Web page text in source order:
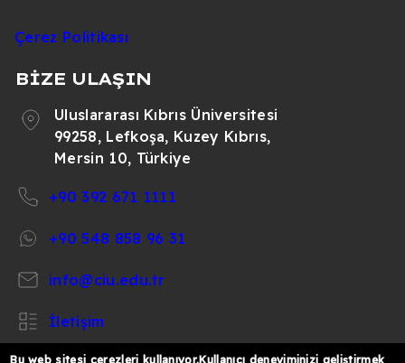
Çerez Politikası
BİZE ULAŞIN
Uluslararası Kıbrıs Üniversitesi
99258, Lefkoşa, Kuzey Kıbrıs,
Mersin 10, Türkiye
+90 392 671 1111
+90 548 858 96 31
info@ciu.edu.tr
İletişim
Bu web sitesi çerezleri kullanıyor.Kullanıcı deneyiminizi geliştirmek